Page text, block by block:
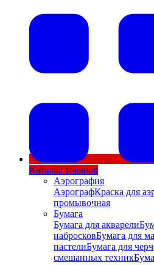
Каталог товаров
Аэрография
АэрографКраска для
промывочная
Бумага
Бумага для акварели
набросковБумага для
пастелиБумага для
смешанных техник